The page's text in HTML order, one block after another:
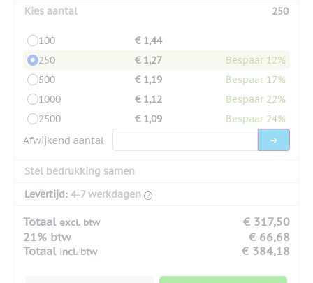
Kies aantal 250
100
€ 1,44
250
€ 1,27
Bespaar 12%
500
€ 1,19
Bespaar 17%
1000
€ 1,12
Bespaar 22%
2500
€ 1,09
Bespaar 24%
Afwijkend aantal
Stel bedrukking samen
Levertijd: 4-7 werkdagen
Totaal excl. btw
€ 317,50
21% btw
€ 66,68
Totaal incl. btw € 384,18